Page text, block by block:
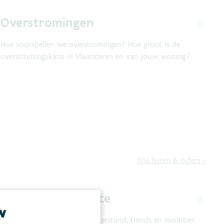
Overstromingen
Hoe voorspellen we overstromingen? Hoe groot is de
overstromingskans in Vlaanderen en van jouw woning?
Alle feiten & cijfers >
Droogte
Verziltingstoestand, trends en evoluties